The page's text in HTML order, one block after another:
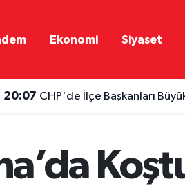
Ekonomi Siyaset
20:07 CHP'de İlçe Başkanları